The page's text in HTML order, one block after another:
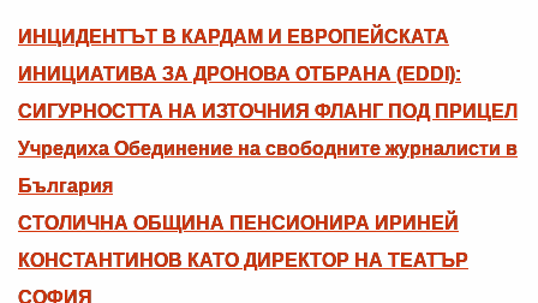
ИНЦИДЕНТЪТ В КАРДАМ И ЕВРОПЕЙСКАТА
ИНИЦИАТИВА ЗА ДРОНОВА ОТБРАНА (EDDI):
СИГУРНОСТТА НА ИЗТОЧНИЯ ФЛАНГ ПОД ПРИЦЕЛ
Учредиха Обединение на свободните журналисти в
България
СТОЛИЧНА ОБЩИНА ПЕНСИОНИРА ИРИНЕЙ
КОНСТАНТИНОВ КАТО ДИРЕКТОР НА ТЕАТЪР
СОФИЯ